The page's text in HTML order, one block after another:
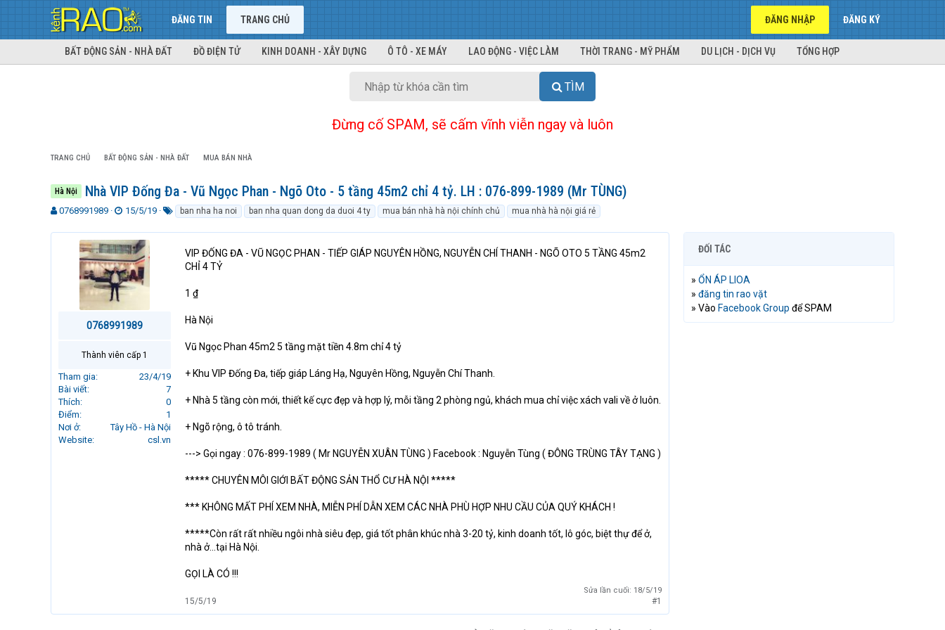
ĐĂNG TIN TRANG CHỦ ĐĂNG NHẬP ĐĂNG KÝ
BẤT ĐỘNG SẢN - NHÀ ĐẤT ĐỒ ĐIỆN TỬ KINH DOANH - XÂY DỰNG Ô TÔ - XE MÁY LAO ĐỘNG - VIỆC LÀM THỜI TRANG - MỸ PHẨM DU LỊCH - DỊCH VỤ TỔNG HỢP
TÌM
Đừng cố SPAM, sẽ cấm vĩnh viễn ngay và luôn
TRANG CHỦ BẤT ĐỘNG SẢN - NHÀ ĐẤT MUA BÁN NHÀ
Hà Nội Nhà VIP Đống Đa - Vũ Ngọc Phan - Ngõ Oto - 5 tầng 45m2 chỉ 4 tỷ. LH : 076-899-1989 (Mr TÙNG)
T
r
0768991989
N
à
y
g
ử
i
15/5/19
k
ban nha ha noi ban nha quan dong da duoi 4 ty mua bán nhà hà nội chính chủ mua nhà hà nội giá rẻ
0768991989
Thành viên cấp 1
Tham gia
23/4/19
Bài viết
7
Thích
0
Điểm
1
Nơi ở
Tây Hồ - Hà Nội
Website
csl.vn
VIP ĐỐNG ĐA - VŨ NGỌC PHAN - TIẾP GIÁP NGUYÊN HỒNG, NGUYỄN CHÍ THANH - NGÕ OTO 5 TẦNG 45m2
CHỈ 4 TỶ
1 ₫
Hà Nội
Vũ Ngọc Phan 45m2 5 tầng mặt tiền 4.8m chỉ 4 tỷ
+ Khu VIP Đống Đa, tiếp giáp Láng Hạ, Nguyên Hồng, Nguyễn Chí Thanh.
+ Nhà 5 tầng còn mới, thiết kế cực đẹp và hợp lý, mỗi tầng 2 phòng ngủ, khách mua chỉ việc xách vali về ở luôn.
+ Ngõ rộng, ô tô tránh.
---> Gọi ngay : 076-899-1989 ( Mr NGUYỄN XUÂN TÙNG ) Facebook : Nguyễn Tùng ( ĐÔNG TRÙNG TÂY TẠNG )
***** CHUYÊN MÔI GIỚI BẤT ĐỘNG SẢN THỔ CƯ HÀ NỘI *****
*** KHÔNG MẤT PHÍ XEM NHÀ, MIỄN PHÍ DẪN XEM CÁC NHÀ PHÙ HỢP NHU CẦU CỦA QUÝ KHÁCH !
*****Còn rất rất nhiều ngôi nhà siêu đẹp, giá tốt phân khúc nhà 3-20 tỷ, kinh doanh tốt, lô góc, biệt thự để ở,
nhà ở...tại Hà Nội.
GỌI LÀ CÓ !!!
Sửa lần cuối: 18/5/19
15/5/19 #1
ĐỐI TÁC
» ỔN ÁP LIOA
» đăng tin rao vặt
» Vào Facebook Group để SPAM